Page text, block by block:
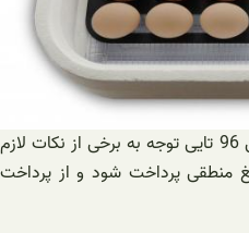
در تعیین قیمت دستگاه جوجه کشی 96 تایی توجه به برخی از نکات لازم
منطقی پرداخت شود و از پرداخت